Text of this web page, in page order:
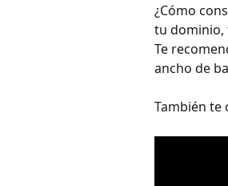
¿Cómo
tu dominio,
Te
ancho de
También te